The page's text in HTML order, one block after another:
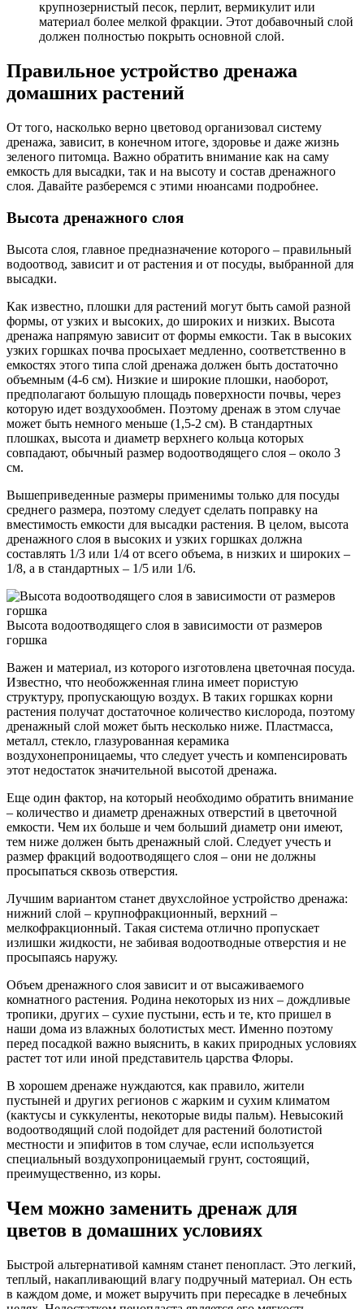
крупнозернистый песок, перлит, вермикулит или
материал более мелкой фракции. Этот добавочный слой
должен полностью покрыть основной слой.
Правильное устройство дренажа
домашних растений
От того, насколько верно цветовод организовал систему
дренажа, зависит, в конечном итоге, здоровье и даже жизнь
зеленого питомца. Важно обратить внимание как на саму
емкость для высадки, так и на высоту и состав дренажного
слоя. Давайте разберемся с этими нюансами подробнее.
Высота дренажного слоя
Высота слоя, главное предназначение которого – правильный
водоотвод, зависит и от растения и от посуды, выбранной для
высадки.
Как известно, плошки для растений могут быть самой разной
формы, от узких и высоких, до широких и низких. Высота
дренажа напрямую зависит от формы емкости. Так в высоких
узких горшках почва просыхает медленно, соответственно в
емкостях этого типа слой дренажа должен быть достаточно
объемным (4-6 см). Низкие и широкие плошки, наоборот,
предполагают большую площадь поверхности почвы, через
которую идет воздухообмен. Поэтому дренаж в этом случае
может быть немного меньше (1,5-2 см). В стандартных
плошках, высота и диаметр верхнего кольца которых
совпадают, обычный размер водоотводящего слоя – около 3
см.
Вышеприведенные размеры применимы только для посуды
среднего размера, поэтому следует сделать поправку на
вместимость емкости для высадки растения. В целом, высота
дренажного слоя в высоких и узких горшках должна
составлять 1/3 или 1/4 от всего объема, в низких и широких –
1/8, а в стандартных – 1/5 или 1/6.
Высота водоотводящего слоя в зависимости от размеров
горшка
Важен и материал, из которого изготовлена цветочная посуда.
Известно, что необожженная глина имеет пористую
структуру, пропускающую воздух. В таких горшках корни
растения получат достаточное количество кислорода, поэтому
дренажный слой может быть несколько ниже. Пластмасса,
металл, стекло, глазурованная керамика
воздухонепроницаемы, что следует учесть и компенсировать
этот недостаток значительной высотой дренажа.
Еще один фактор, на который необходимо обратить внимание
– количество и диаметр дренажных отверстий в цветочной
емкости. Чем их больше и чем больший диаметр они имеют,
тем ниже должен быть дренажный слой. Следует учесть и
размер фракций водоотводящего слоя – они не должны
просыпаться сквозь отверстия.
Лучшим вариантом станет двухслойное устройство дренажа:
нижний слой – крупнофракционный, верхний –
мелкофракционный. Такая система отлично пропускает
излишки жидкости, не забивая водоотводные отверстия и не
просыпаясь наружу.
Объем дренажного слоя зависит и от высаживаемого
комнатного растения. Родина некоторых из них – дождливые
тропики, других – сухие пустыни, есть и те, кто пришел в
наши дома из влажных болотистых мест. Именно поэтому
перед посадкой важно выяснить, в каких природных условиях
растет тот или иной представитель царства Флоры.
В хорошем дренаже нуждаются, как правило, жители
пустыней и других регионов с жарким и сухим климатом
(кактусы и суккуленты, некоторые виды пальм). Невысокий
водоотводящий слой подойдет для растений болотистой
местности и эпифитов в том случае, если используется
специальный воздухопроницаемый грунт, состоящий,
преимущественно, из коры.
Чем можно заменить дренаж для
цветов в домашних условиях
Быстрой альтернативой камням станет пенопласт. Это легкий,
теплый, накапливающий влагу подручный материал. Он есть
в каждом доме, и может выручить при пересадке в лечебных